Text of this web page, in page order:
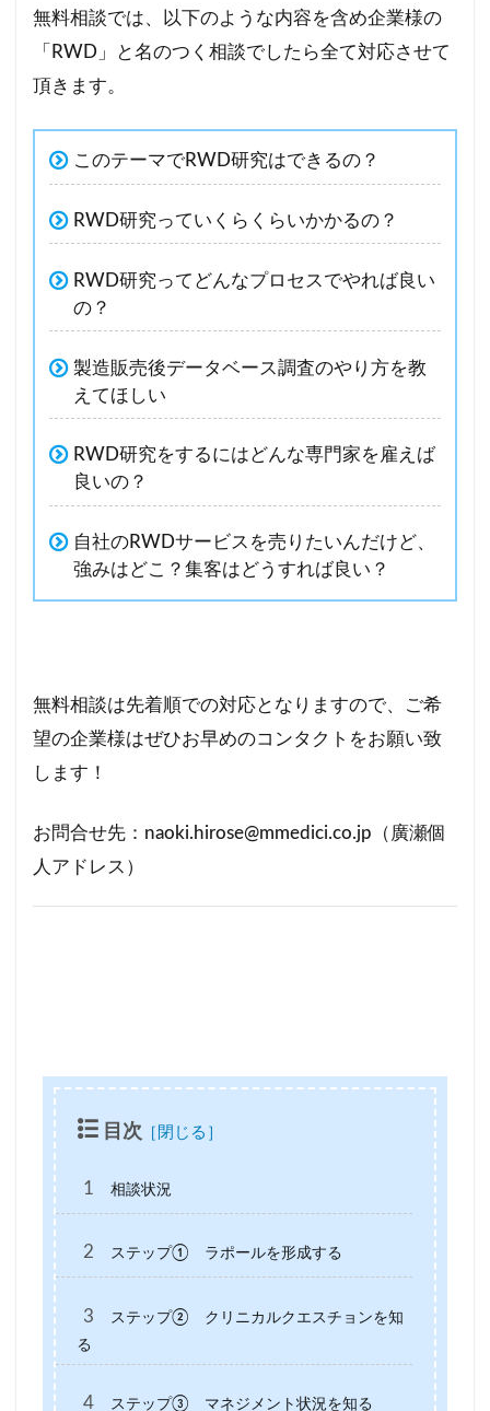
無料相談では、以下のような内容を含め企業様の
「RWD」と名のつく相談でしたら全て対応させて
頂きます。
このテーマでRWD研究はできるの？
RWD研究っていくらくらいかかるの？
RWD研究ってどんなプロセスでやれば良い
の？
製造販売後データベース調査のやり方を教
えてほしい
RWD研究をするにはどんな専門家を雇えば
良いの？
自社のRWDサービスを売りたいんだけど、
強みはどこ？集客はどうすれば良い？
無料相談は先着順での対応となりますので、ご希
望の企業様はぜひお早めのコンタクトをお願い致
します！
お問合せ先：naoki.hirose@mmedici.co.jp（廣瀬個
人アドレス）
目次
1 相談状況
2 ステップ① ラポールを形成する
3
ステップ② クリニカルクエスチョンを知
る
4 ステップ③ マネジメント状況を知る